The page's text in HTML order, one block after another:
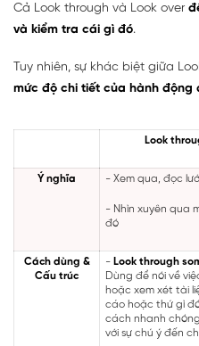
Cả Look through và Look over
và kiểm tra cái gì đó.
Tuy nhiên, sự khác biệt giữa
mức độ chi tiết của hành động
Look
Ý nghĩa - Xem qua, đọc
- Nhìn xuyên qua
đó
Cách dùng &
Cấu trúc
- Look through
Dùng để nói về
hoặc xem xét tài
cáo hoặc thứ gì
cách nhanh
với sự chú ý đến